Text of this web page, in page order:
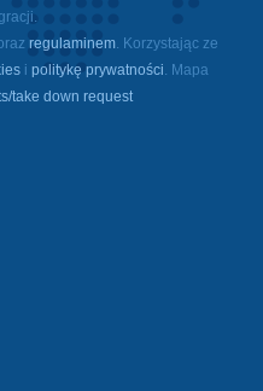
regulaminem. Korzystając ze
i politykę prywatności. Mapa
take down request